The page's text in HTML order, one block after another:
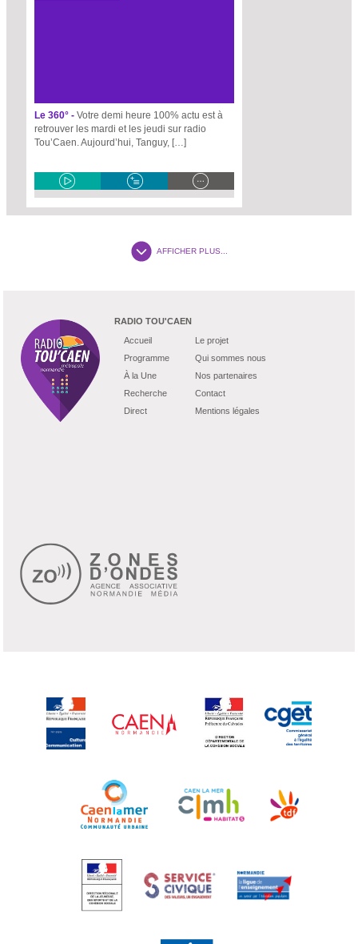
Le 360° - Votre demi heure 100% actu est à
retrouver les mardi et les jeudi sur radio
Tou’Caen. Aujourd’hui, Tanguy, […]
AFFICHER PLUS...
RADIO TOU'CAEN
Accueil
Programme
À la Une
Recherche
Direct
Le projet
Qui sommes nous
Nos partenaires
Contact
Mentions légales